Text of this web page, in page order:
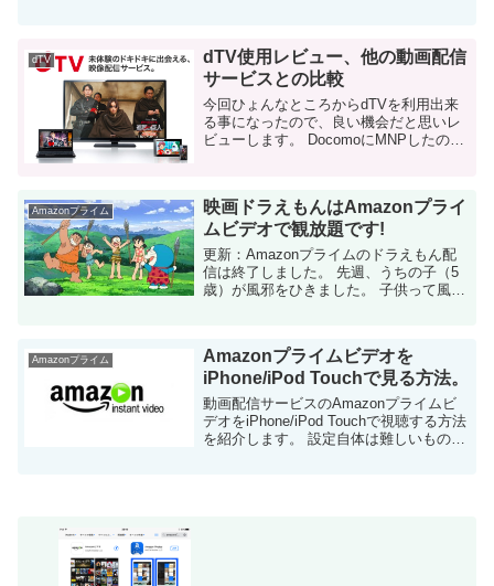
dTV
dTV使用レビュー、他の動画配信
サービスとの比較
今回ひょんなところからdTVを利用出来
る事になったので、良い機会だと思いレ
ビューします。 DocomoにMNPしたので
Amazonプライム
映画ドラえもんはAmazonプライ
ムビデオで観放題です!
更新：Amazonプライムのドラえもん配
信は終了しました。 先週、うちの子（5
歳）が風邪をひきました。 子供って風邪
べなくて「こいつ本当に大丈夫か！...
Amazonプライム
Amazonプライムビデオを
iPhone/iPod Touchで見る方法。
動画配信サービスのAmazonプライムビ
デオをiPhone/iPod Touchで視聴する方法
を紹介します。 設定自体は難しいもので